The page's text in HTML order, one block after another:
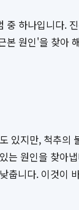
하나입니다.
원인'을 찾아
있지만, 척추
원인을 찾아
니다. 이것이